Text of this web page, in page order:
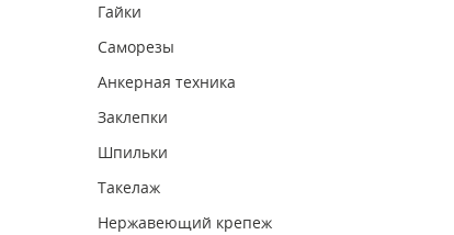
Гайки
Саморезы
Анкерная техника
Заклепки
Шпильки
Такелаж
Нержавеющий крепеж